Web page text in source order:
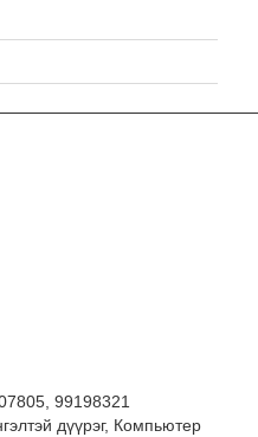
99198321
дүүрэг, Компьютер